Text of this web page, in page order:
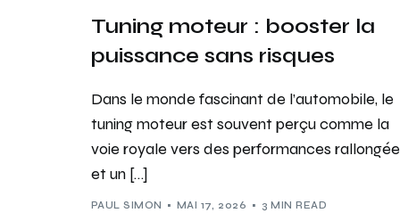
Tuning moteur : booster la
puissance sans risques
Dans le monde fascinant de l’automobile, le
tuning moteur est souvent perçu comme la
voie royale vers des performances
et un […]
PAUL SIMON MAI 17, 2026 3 MIN READ